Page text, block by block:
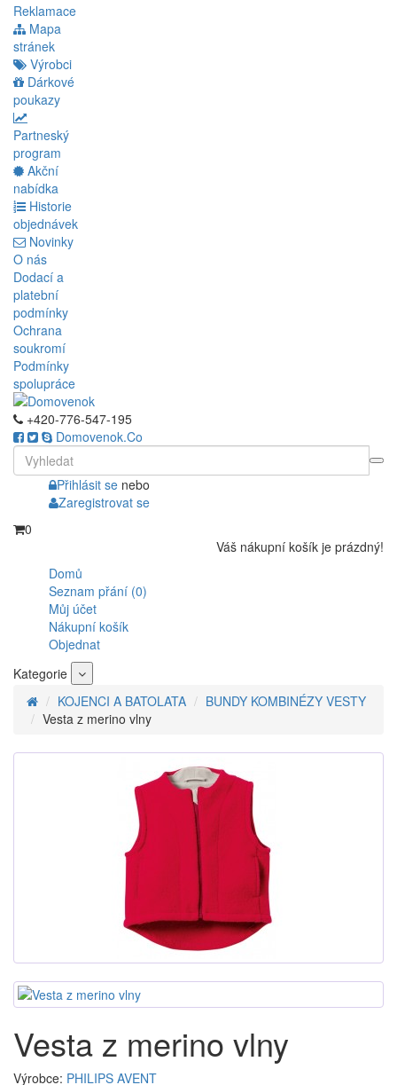
Reklamace
Mapa
stránek
Výrobci
Dárkové
poukazy
Partneský
program
Akční
nabídka
Historie
objednávek
Novinky
O nás
Dodací a
platební
podmínky
Ochrana
soukromí
Podmínky
spolupráce
+420-776-547-195
Domovenok.Co
Přihlásit se nebo
Zaregistrovat se
0
Váš nákupní košík je prázdný!
Domů
Seznam přání (0)
Můj účet
Nákupní košík
Objednat
Kategorie
KOJENCI A BATOLATA
BUNDY KOMBINÉZY VESTY
Vesta z merino vlny
Vesta z merino vlny
Výrobce: PHILIPS AVENT